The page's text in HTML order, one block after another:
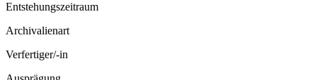
Entstehungszeitraum
Archivalienart
Verfertiger/-in